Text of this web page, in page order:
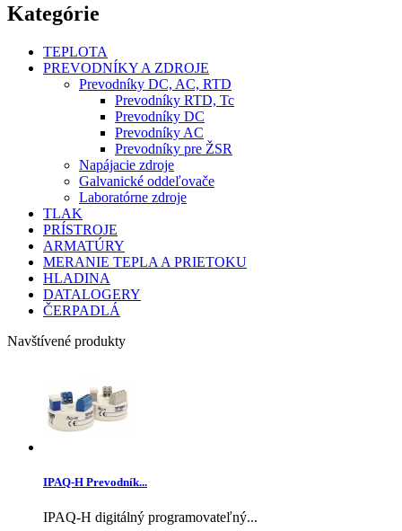
Kategórie
TEPLOTA
PREVODNÍKY A ZDROJE
Prevodníky DC, AC, RTD
Prevodníky RTD, Tc
Prevodníky DC
Prevodníky AC
Prevodníky pre ŽSR
Napájacie zdroje
Galvanické oddeľovače
Laboratórne zdroje
TLAK
PRÍSTROJE
ARMATÚRY
MERANIE TEPLA A PRIETOKU
HLADINA
DATALOGERY
ČERPADLÁ
Navštívené produkty
IPAQ-H Prevodník...
IPAQ-H digitálný programovateľný...